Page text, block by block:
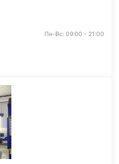
Пн-Вс: 09:00 - 21:00